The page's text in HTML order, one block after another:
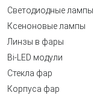
Светодиодные лампы
Ксеноновые лампы
Линзы в фары
Bi-LED модули
Стекла фар
Корпуса фар